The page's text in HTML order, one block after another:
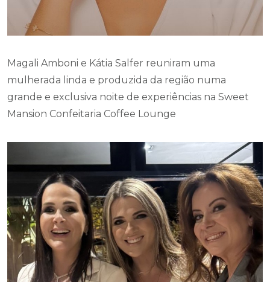
Magali Amboni e Kátia Salfer reuniram uma
mulherada linda e produzida da região numa
grande e exclusiva noite de experiências na Sweet
Mansion Confeitaria Coffee Lounge